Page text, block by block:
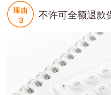
不许可全额退款